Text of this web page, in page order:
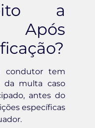
a
condutor tem
da multa caso
antes do
específicas